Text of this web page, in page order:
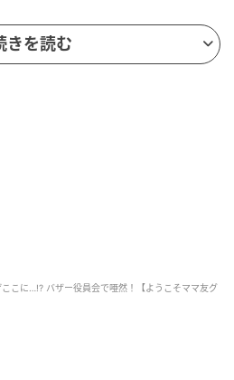
きを読む
こに…!? バザー役員会で唖然！【ようこそママ友グ